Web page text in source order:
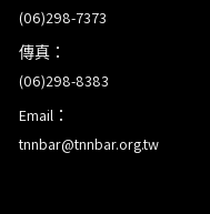
(06)298-7373
傳真：
(06)298-8383
Email：
tnnbar@tnnbar.org.tw